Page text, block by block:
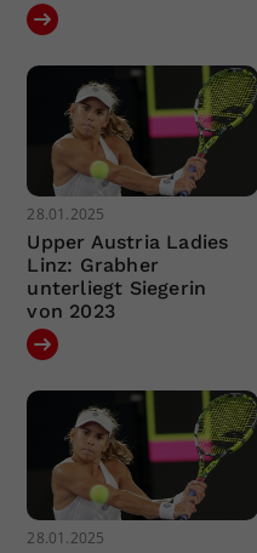
28.01.2025
Upper Austria Ladies
Linz: Grabher
unterliegt Siegerin
von 2023
28.01.2025